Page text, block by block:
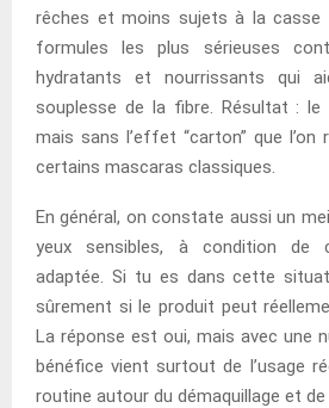
rêches et moins sujets à la casse
formules les plus sérieuses
hydratants et nourrissants qui
souplesse de la fibre. Résultat : le
mais sans l’effet “carton” que
certains mascaras classiques.
En général, on constate aussi un
yeux sensibles, à condition de
adaptée. Si tu es dans cette
sûrement si le produit peut
La réponse est oui, mais avec une
bénéfice vient surtout de l’usage
routine autour du démaquillage et de